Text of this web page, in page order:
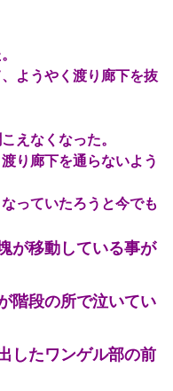
ようやく渡り廊下を抜
えなくなった。
り廊下を通らないよう
っていたろうと今でも
が移動している事が
階段の所で泣いてい
したワンゲル部の前